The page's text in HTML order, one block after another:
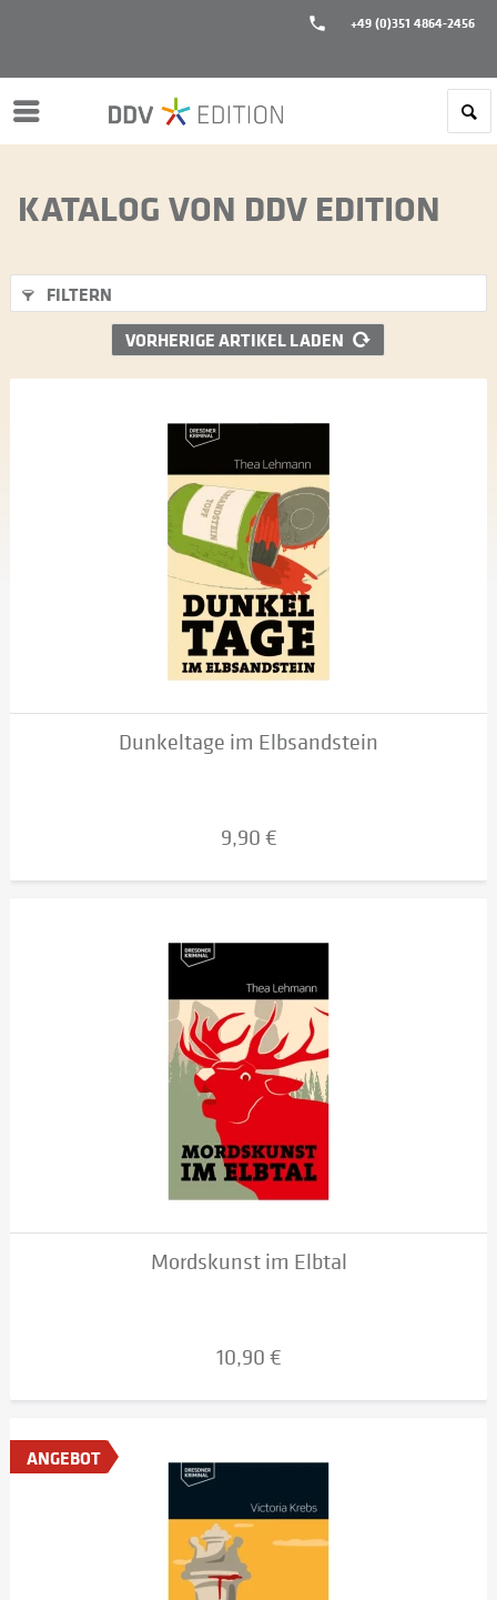
+49 (0)351 4864-2456
Menü
KATALOG VON DDV EDITION
FILTERN
VORHERIGE ARTIKEL LADEN
Dunkeltage im Elbsandstein
9,90 €
Mordskunst im Elbtal
10,90 €
ANGEBOT